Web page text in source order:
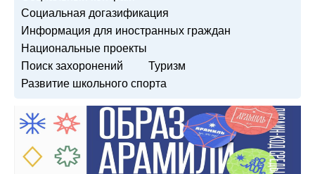
Социальная догазификация
Информация для иностранных граждан
Национальные проекты
Поиск захоронений
Туризм
Развитие школьного спорта